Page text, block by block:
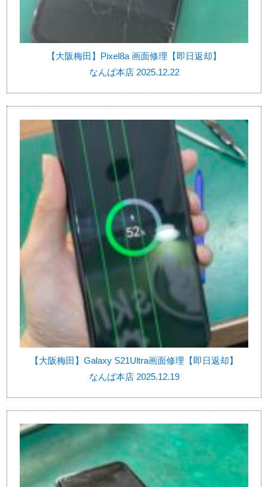
【大阪梅田】Pixel8a 画面修理【即日返却】
なんば本店 2025.12.22
【大阪梅田】Galaxy S21Ultra画面修理【即日返却】
なんば本店 2025.12.19